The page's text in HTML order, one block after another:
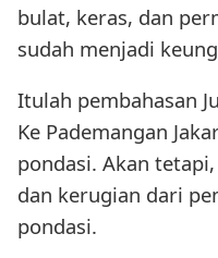
bulat, keras, dan
sudah menjadi
Itulah pembahasan
Ke Pademangan
pondasi. Akan
dan kerugian dari
pondasi.